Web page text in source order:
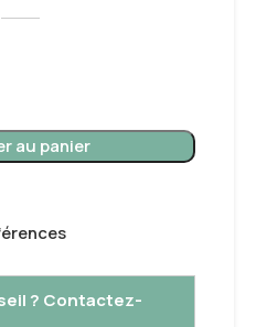
au panier
? Contactez-